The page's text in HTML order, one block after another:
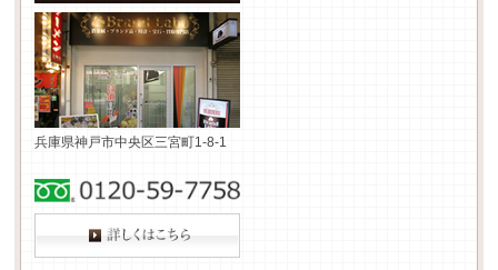
兵庫県神戸市中央区三宮町1-8-1